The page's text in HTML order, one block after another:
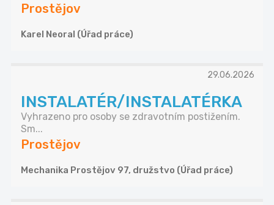
Prostějov
Karel Neoral (Úřad práce)
29.06.2026
INSTALATÉR/INSTALATÉRKA
Vyhrazeno pro osoby se zdravotním postižením.
Sm...
Prostějov
Mechanika Prostějov 97, družstvo (Úřad práce)